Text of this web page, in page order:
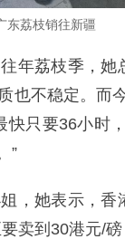
东荔枝销往新疆
年荔枝季，
也不稳定。而
只要36小时
”
，她表示，
卖到30港元/